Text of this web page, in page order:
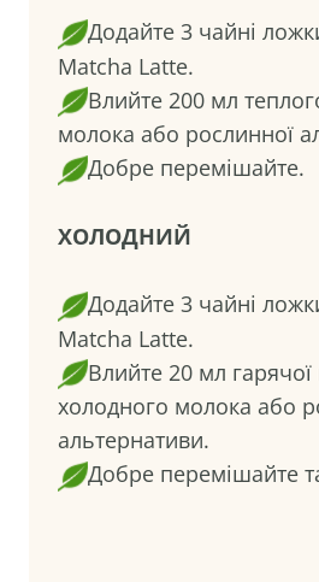
Додайте 3 чайні
Matcha Latte.
Влийте 200 мл
молока або рослинної
Добре перемішайте.
ХОЛОДНИЙ
Додайте 3 чайні
Matcha Latte.
Влийте 20 мл
холодного молока або
альтернативи.
Добре перемішайте